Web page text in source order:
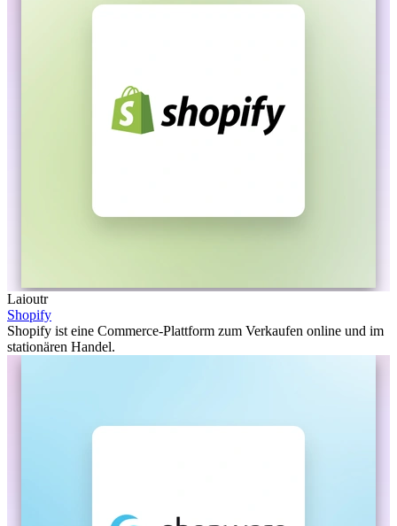
Laioutr
Shopify
Shopify ist eine Commerce-Plattform zum Verkaufen online und im
stationären Handel.